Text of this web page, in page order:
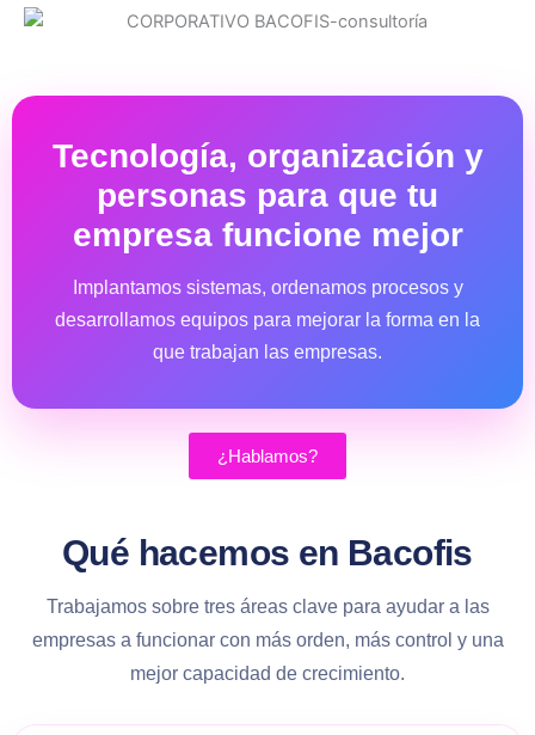
Tecnología, organización y
personas para que tu
empresa funcione mejor
Implantamos sistemas, ordenamos procesos y
desarrollamos equipos para mejorar la forma en la
que trabajan las empresas.
¿Hablamos?
Qué hacemos en Bacofis
Trabajamos sobre tres áreas clave para ayudar a las
empresas a funcionar con más orden, más control y una
mejor capacidad de crecimiento.